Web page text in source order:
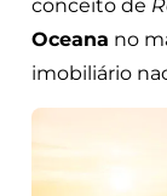
conceito de
Oceana no
imobiliário